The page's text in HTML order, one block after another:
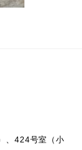
、424号室（小